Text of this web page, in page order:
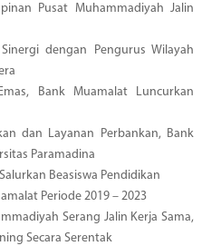
Pusat Muhammadiyah Jalin
dengan Pengurus Wilayah
Bank Muamalat Luncurkan
dan Layanan Perbankan, Bank
Paramadina
Beasiswa Pendidikan
Periode 2019 – 2023
Serang Jalin Kerja Sama,
Secara Serentak